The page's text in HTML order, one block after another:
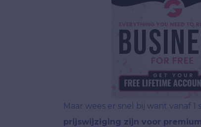
Maar wees er snel bij want vanaf 1
prijswijziging zijn voor